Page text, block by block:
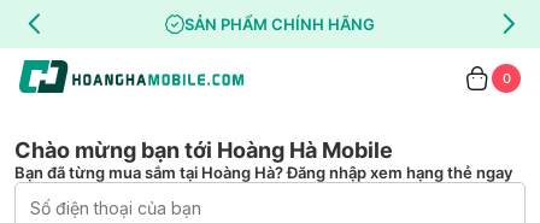
SẢN PHẨM CHÍNH HÃNG
0
Chào mừng bạn tới Hoàng Hà Mobile
Bạn đã từng mua sắm tại Hoàng Hà? Đăng nhập xem hạng thẻ ngay